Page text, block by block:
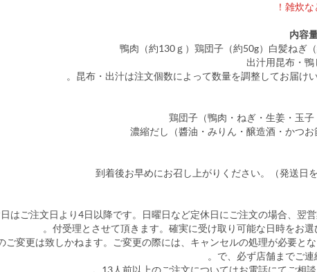
雑炊な
内容
鴨肉（約130ｇ）鶏団子（約50g）白髪ねぎ（
出汁用昆布・
鶏団子（鴨肉・ねぎ・生姜・玉子
濃縮だし（醬油・みりん・醸造酒・かつお
到着後お早めにお召し上がりください。（発送日を
日はご注文日より4日以降です。日曜日など定休日にご注文の場合、翌
付受理とさせて頂きます。確実に受け取り可能な日時をお選
ご変更は致しかねます。ご変更の際には、キャンセルの処理が必要と
で、必ず店舗までご連